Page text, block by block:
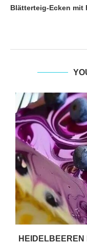
Blätterteig-Ecken mit